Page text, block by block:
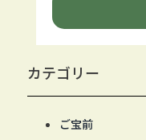
カテゴリー
ご宝前